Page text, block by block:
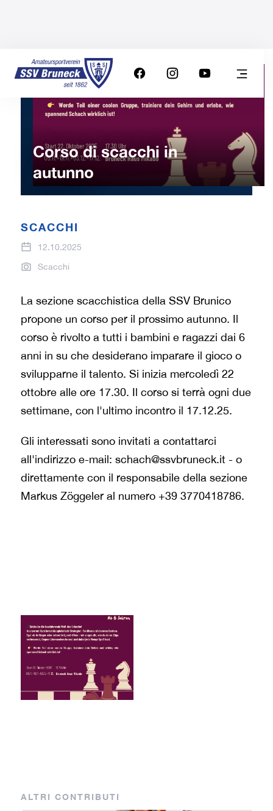
Corso di scacchi in
autunno
SCACCHI
12.10.2025
Scacchi
La sezione scacchistica della SSV Brunico
propone un corso per il prossimo autunno. Il
corso è rivolto a tutti i bambini e ragazzi dai 6
anni in su che desiderano imparare il gioco o
svilupparne il talento. Si inizia mercoledì 22
ottobre alle ore 17.30. Il corso si terrà ogni due
settimane, con l'ultimo incontro il 17.12.25.
Gli interessati sono invitati a contattarci
all'indirizzo e-mail: schach@ssvbruneck.it - o
direttamente con il responsabile della sezione
Markus Zöggeler al numero +39 3770418786.
ALTRI CONTRIBUTI